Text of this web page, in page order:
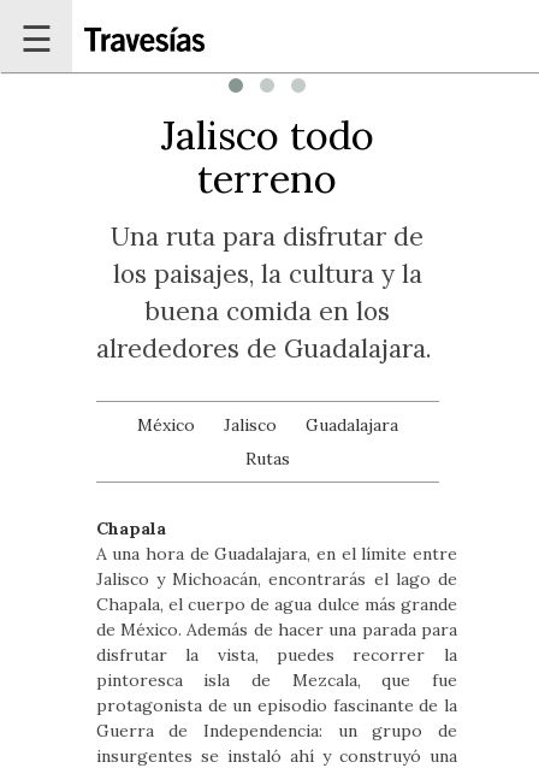
☰
Jalisco todo
terreno
Una ruta para disfrutar de
los paisajes, la cultura y la
buena comida en los
alrededores de Guadalajara.
México Jalisco
Guadalajara
Rutas
Chapala
A una hora de Guadalajara, en el límite entre
Jalisco y Michoacán, encontrarás el lago de
Chapala, el cuerpo de agua dulce más grande
de México. Además de hacer una parada para
disfrutar la vista, puedes recorrer la
pintoresca isla de Mezcala, que fue
protagonista de un episodio fascinante de la
Guerra de Independencia: un grupo de
insurgentes se instaló ahí y construyó una